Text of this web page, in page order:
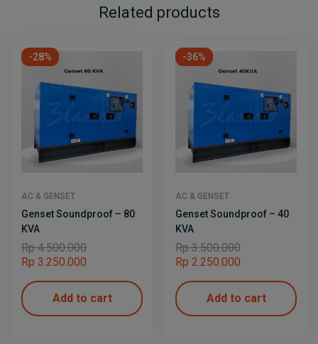
Related products
-28%
AC & GENSET
Genset Soundproof – 80
KVA
Rp4.500.000
Rp 3.250.000
Add to cart
-36%
AC & GENSET
Genset Soundproof – 40
KVA
Rp3.500.000
Rp 2.250.000
Add to cart